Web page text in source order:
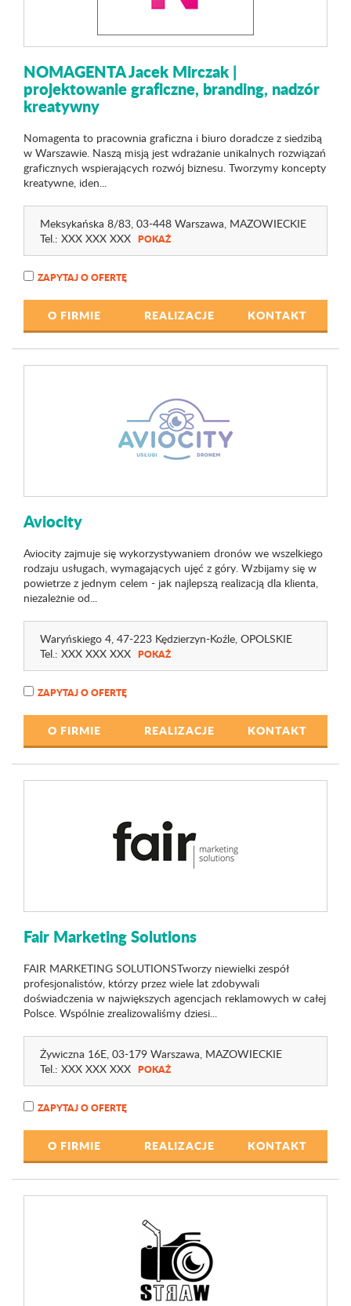
NOMAGENTA Jacek Mirczak |
projektowanie graficzne, branding, nadzór
kreatywny
Nomagenta to pracownia graficzna i biuro doradcze z siedzibą
w Warszawie. Naszą misją jest wdrażanie unikalnych rozwiązań
graficznych wspierających rozwój biznesu. Tworzymy koncepty
kreatywne, iden...
Meksykańska 8/83, 03-448 Warszawa, MAZOWIECKIE
Tel.: XXX XXX XXX POKAŻ
ZAPYTAJ O OFERTĘ
O FIRMIE REALIZACJE KONTAKT
Aviocity
Aviocity zajmuje się wykorzystywaniem dronów we wszelkiego
rodzaju usługach, wymagających ujęć z góry. Wzbijamy się w
powietrze z jednym celem - jak najlepszą realizacją dla klienta,
niezależnie od...
Waryńskiego 4, 47-223 Kędzierzyn-Koźle, OPOLSKIE
Tel.: XXX XXX XXX POKAŻ
ZAPYTAJ O OFERTĘ
O FIRMIE REALIZACJE KONTAKT
Fair Marketing Solutions
FAIR MARKETING SOLUTIONSTworzy niewielki zespół
profesjonalistów, którzy przez wiele lat zdobywali
doświadczenia w największych agencjach reklamowych w całej
Polsce. Wspólnie zrealizowaliśmy dziesi...
Żywiczna 16E, 03-179 Warszawa, MAZOWIECKIE
Tel.: XXX XXX XXX POKAŻ
ZAPYTAJ O OFERTĘ
O FIRMIE REALIZACJE KONTAKT